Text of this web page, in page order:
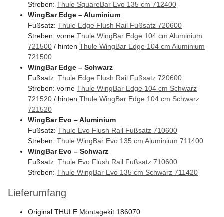
Streben: Thule SquareBar Evo 135 cm 712400
WingBar Edge – Aluminium
Fußsatz: Thule Edge Flush Rail Fußsatz 720600
Streben: vorne Thule WingBar Edge 104 cm Aluminium
721500 / hinten Thule WingBar Edge 104 cm Aluminium
721500
WingBar Edge – Schwarz
Fußsatz: Thule Edge Flush Rail Fußsatz 720600
Streben: vorne Thule WingBar Edge 104 cm Schwarz
721520 / hinten Thule WingBar Edge 104 cm Schwarz
721520
WingBar Evo – Aluminium
Fußsatz: Thule Evo Flush Rail Fußsatz 710600
Streben: Thule WingBar Evo 135 cm Aluminium 711400
WingBar Evo – Schwarz
Fußsatz: Thule Evo Flush Rail Fußsatz 710600
Streben: Thule WingBar Evo 135 cm Schwarz 711420
Lieferumfang
Original THULE Montagekit 186070